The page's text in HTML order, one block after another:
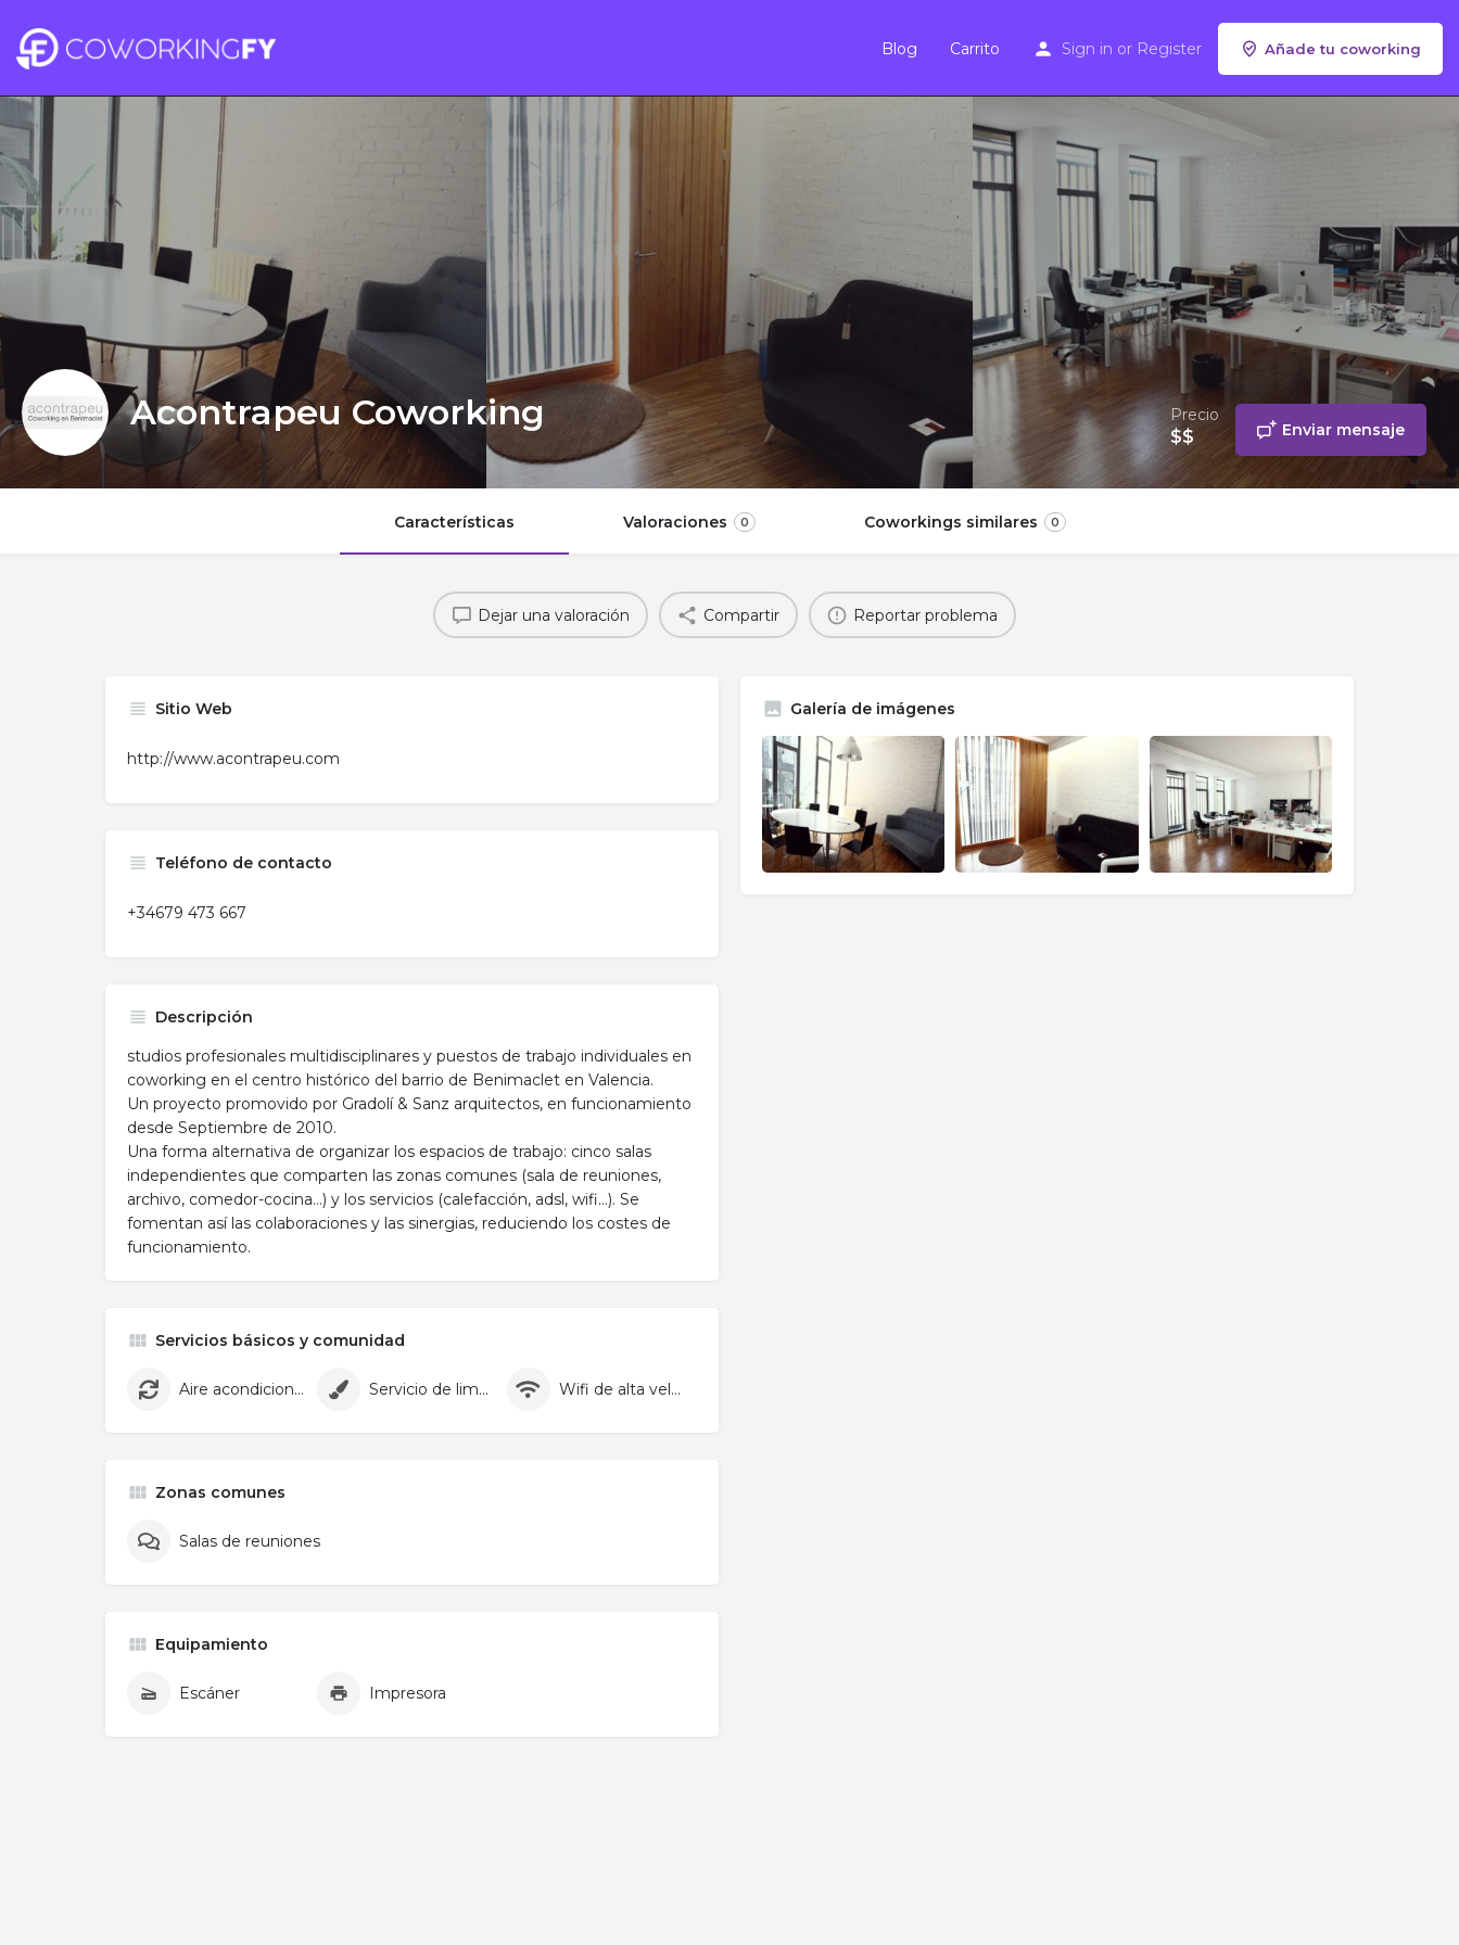
Blog Carrito Sign in or Register Añade tu coworking
Acontrapeu Coworking Precio
$$ Enviar mensaje
Características Valoraciones 0 Coworkings similares 0
Dejar una valoración Compartir Reportar problema
Sitio Web
http://www.acontrapeu.com
Teléfono de contacto
+34679 473 667
Descripción
studios profesionales multidisciplinares y puestos de trabajo individuales en
coworking en el centro histórico del barrio de Benimaclet en Valencia.
Un proyecto promovido por Gradolí & Sanz arquitectos, en funcionamiento
desde Septiembre de 2010.
Una forma alternativa de organizar los espacios de trabajo: cinco salas
independientes que comparten las zonas comunes (sala de reuniones,
archivo, comedor-cocina…) y los servicios (calefacción, adsl, wifi…). Se
fomentan así las colaboraciones y las sinergias, reduciendo los costes de
funcionamiento.
Servicios básicos y comunidad
Aire acondicionado Servicio de limpieza Wifi de alta velocidad
Zonas comunes
Salas de reuniones
Equipamiento
Escáner Impresora
Galería de imágenes